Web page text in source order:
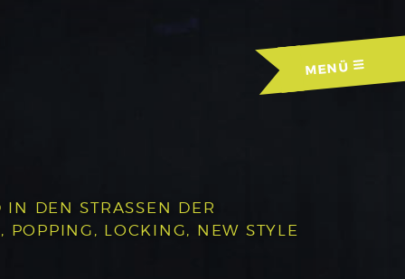
MENÜ
DEN STRASSEN DER A
LOCKING, NEW STYLE U